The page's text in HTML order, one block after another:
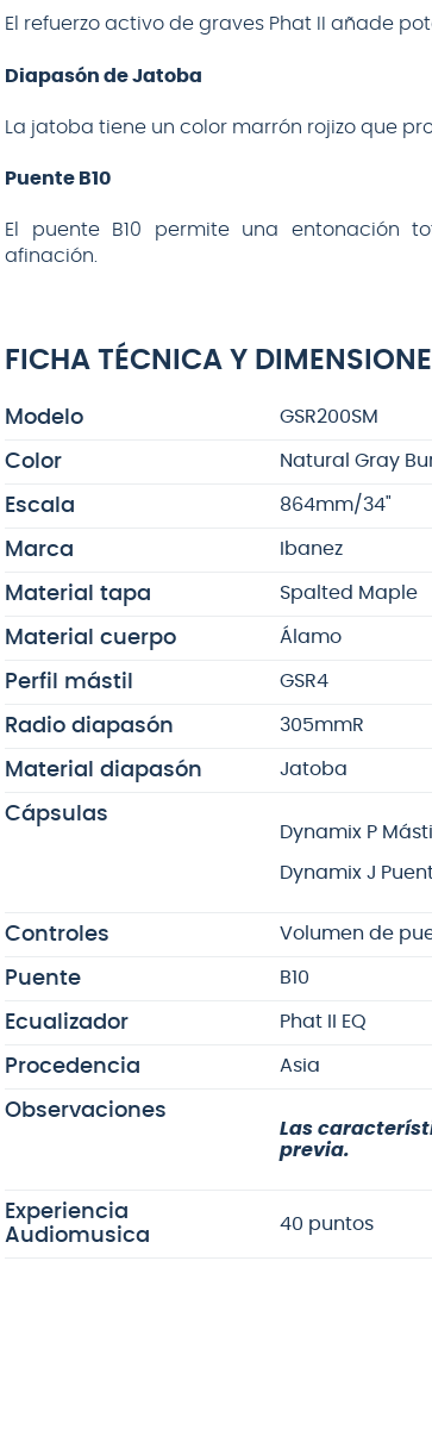
El refuerzo activo de graves Phat II añade
Diapasón de Jatoba
La jatoba tiene un color marrón rojizo que
Puente B10
El puente B10 permite una entonación
afinación.
FICHA TÉCNICA Y
Modelo GSR200SM
Color Natural Gray
Escala 864mm/34"
Marca Ibanez
Material tapa Spalted Maple
Material cuerpo Álamo
Perfil mástil GSR4
Radio diapasón 305mmR
Material diapasón Jatoba
Cápsulas
Dynamix P Mástil
Dynamix J
Controles Volumen de
Puente B10
Ecualizador Phat II EQ
Procedencia Asia
Observaciones
Las
previa.
Experiencia
Audiomusica
40 puntos